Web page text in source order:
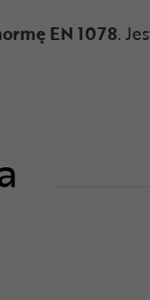
EN 1078.